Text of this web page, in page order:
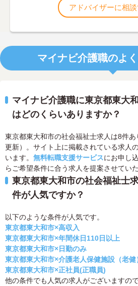
アドバイザーに相談
マイナビ介護職のよ
マイナビ介護職に東京都東大
はどのくらいありますか？
東京都東大和市の社会福祉士求人は8件
更新）。サイト上に掲載されている求人
います。 無料転職支援サービスにお申し
らご希望条件に合う求人を提案させていた
東京都東大和市の社会福祉士
件が人気ですか？
以下のような条件が人気です。
東京都東大和市×高収入
東京都東大和市×年間休日110日以上
東京都東大和市×日勤のみ
東京都東大和市×介護老人保健施設（老健
東京都東大和市×正社員(正職員)
他の条件でも人気の求人がございますの